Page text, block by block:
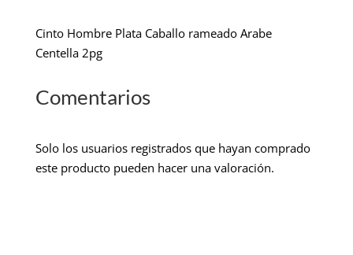
Cinto Hombre Plata Caballo rameado Arabe
Centella 2pg
Comentarios
Solo los usuarios registrados que hayan comprado
este producto pueden hacer una valoración.